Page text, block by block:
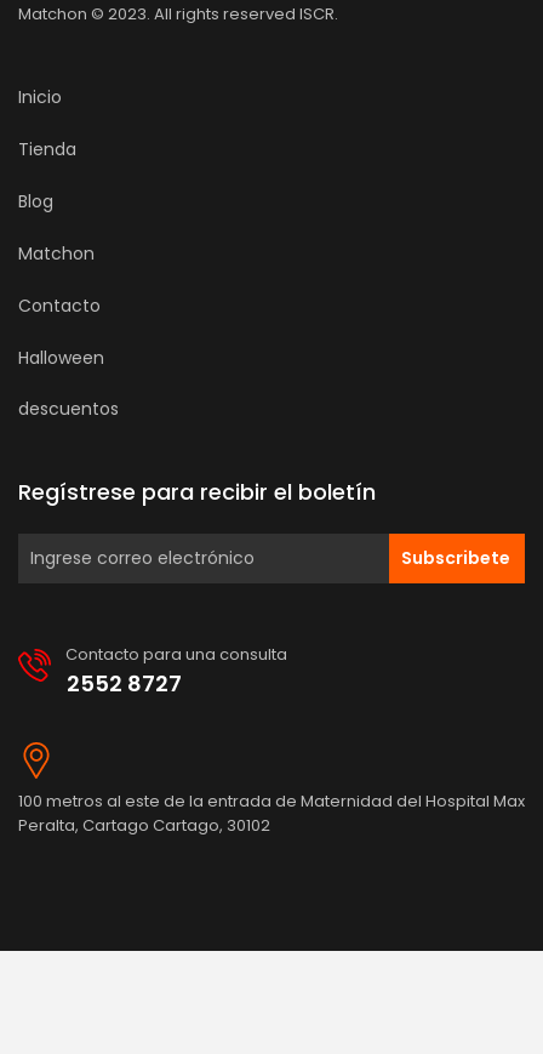
Matchon © 2023. All rights reserved ISCR.
Inicio
Tienda
Blog
Matchon
Contacto
Halloween
descuentos
Regístrese para recibir el boletín
Subscribete
Contacto para una consulta
2552 8727
100 metros al este de la entrada de Maternidad del Hospital Max
Peralta, Cartago Cartago, 30102